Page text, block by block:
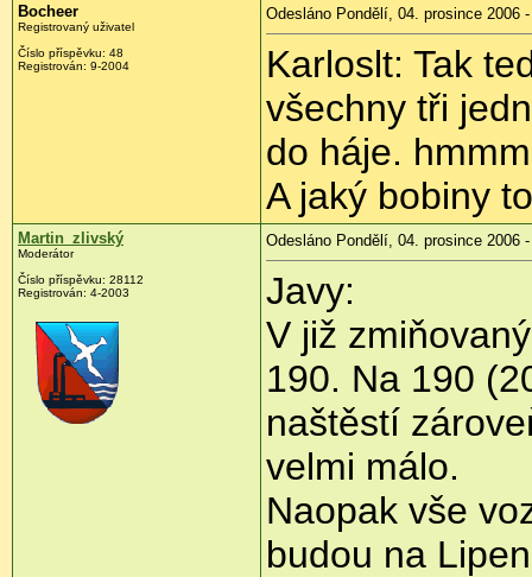
Bocheer
Registrovaný uživatel
Číslo příspěvku: 48
Registrován: 9-2004
Odesláno Pondělí, 04. prosince 2006
Karloslt: Tak
všechny tři
do háje.
A jaký bobiny
Martin_zlivský
Moderátor
Číslo příspěvku: 28112
Registrován: 4-2003
Odesláno Pondělí, 04. prosince 2006
Javy:
V již
190. Na 190
naštěstí
velmi málo.
Naopak vše
budou na